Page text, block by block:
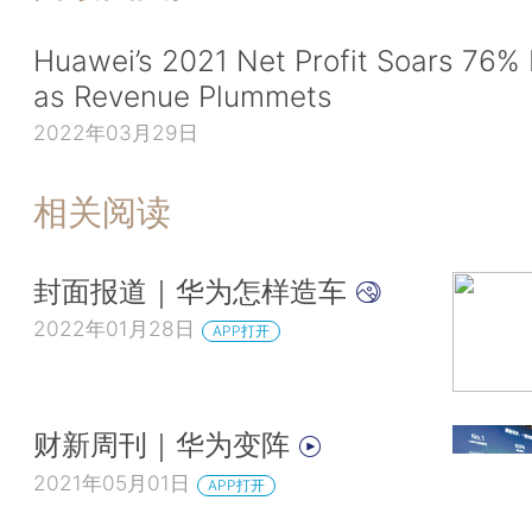
Huawei’s 2021 Net Profit Soars 76%
as Revenue Plummets
2022年03月29日
相关阅读
封面报道｜华为怎样造车
2022年01月28日 APP打开
财新周刊｜华为变阵
2021年05月01日 APP打开